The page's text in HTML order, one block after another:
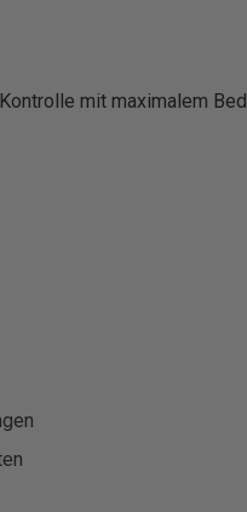
mit maximalem